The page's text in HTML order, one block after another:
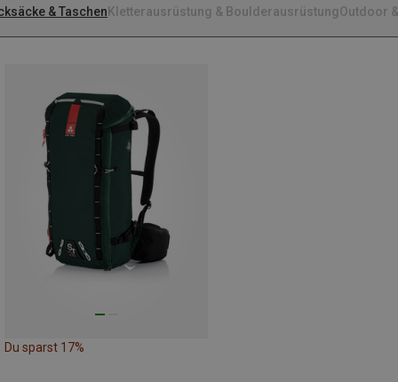
& Taschen Kletterausrüstung & BoulderausrüstungOutdoor
Du sparst 17%